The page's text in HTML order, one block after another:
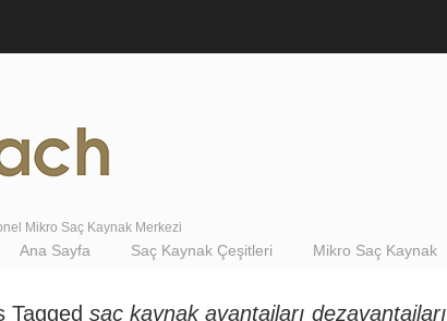
Mikro Saç Kaynak Merkezi
Ana Sayfa Saç Kaynak Çeşitleri Mikro Saç Kaynak
Tagged saç kaynak avantajları dezavantajları